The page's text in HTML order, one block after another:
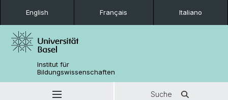
English Français Italiano
Institut für
Bildungswissenschaften
Suche